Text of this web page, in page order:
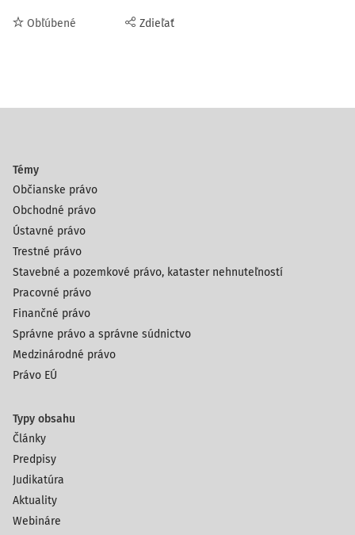
Obľúbené Zdieľať
Témy
Občianske právo
Obchodné právo
Ústavné právo
Trestné právo
Stavebné a pozemkové právo, kataster nehnuteľností
Pracovné právo
Finančné právo
Správne právo a správne súdnictvo
Medzinárodné právo
Právo EÚ
Typy obsahu
Články
Predpisy
Judikatúra
Aktuality
Webináre